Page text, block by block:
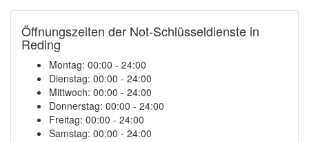
Öffnungszeiten der Not-Schlüsseldienste in
Reding
Montag: 00:00 - 24:00
Dienstag: 00:00 - 24:00
Mittwoch: 00:00 - 24:00
Donnerstag: 00:00 - 24:00
Freitag: 00:00 - 24:00
Samstag: 00:00 - 24:00